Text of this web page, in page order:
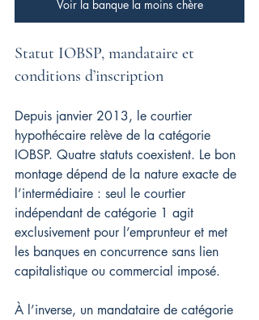
Voir la banque la moins chère
Statut IOBSP, mandataire et
conditions d’inscription
Depuis janvier 2013, le courtier
hypothécaire relève de la catégorie
IOBSP. Quatre statuts coexistent. Le bon
montage dépend de la nature exacte de
l’intermédiaire : seul le courtier
indépendant de catégorie 1 agit
exclusivement pour l’emprunteur et met
les banques en concurrence sans lien
capitalistique ou commercial imposé.
À l’inverse, un mandataire de catégorie